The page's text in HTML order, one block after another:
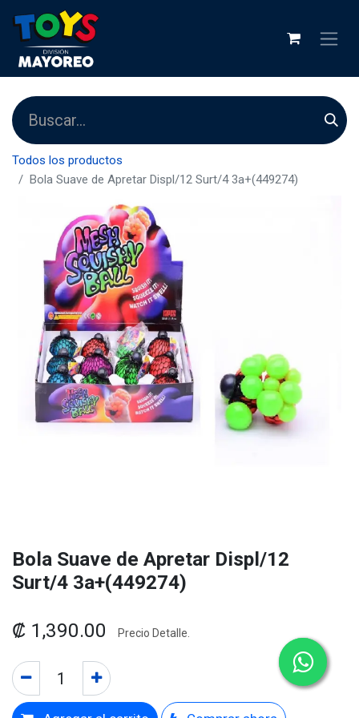
Todos los productos
Bola Suave de Apretar Displ/12 Surt/4 3a+(449274)
Bola Suave de Apretar Displ/12
Surt/4 3a+(449274)
₡ 1,390.00 Precio Detalle.